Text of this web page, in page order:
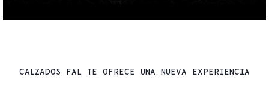
CALZADOS FAL TE OFRECE UNA NUEVA EXPERIENCIA